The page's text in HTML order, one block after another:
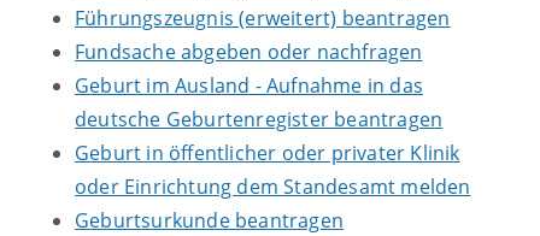
Führungszeugnis (erweitert) beantragen
Fundsache abgeben oder nachfragen
Geburt im Ausland - Aufnahme in das
deutsche Geburtenregister beantragen
Geburt in öffentlicher oder privater Klinik
oder Einrichtung dem Standesamt melden
Geburtsurkunde beantragen